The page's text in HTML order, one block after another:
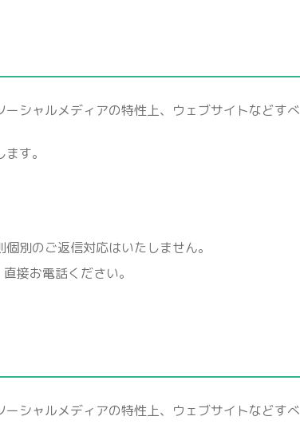
シャルメディアの特性上、ウェブサイトなどすべ
す。
別のご返信対応はいたしません。
接お電話ください。
シャルメディアの特性上、ウェブサイトなどすべ